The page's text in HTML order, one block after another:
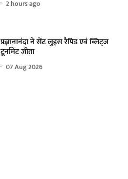
2 hours ago
प्रज्ञानानंदा ने सेंट लुइस रैपिड एवं ब्लिट्ज
टूर्नामेंट जीता
07 Aug 2026